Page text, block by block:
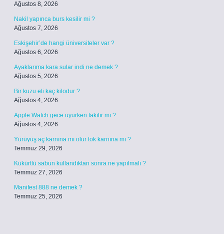
Ağustos 8, 2026
Nakil yapınca burs kesilir mi ?
Ağustos 7, 2026
Eskişehir’de hangi üniversiteler var ?
Ağustos 6, 2026
Ayaklarıma kara sular indi ne demek ?
Ağustos 5, 2026
Bir kuzu eti kaç kilodur ?
Ağustos 4, 2026
Apple Watch gece uyurken takılır mı ?
Ağustos 4, 2026
Yürüyüş aç karnına mı olur tok karnına mı ?
Temmuz 29, 2026
Kükürtlü sabun kullandıktan sonra ne yapılmalı ?
Temmuz 27, 2026
Manifest 888 ne demek ?
Temmuz 25, 2026